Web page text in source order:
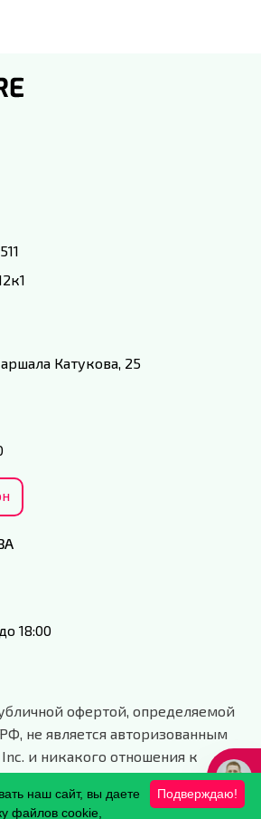
Катукова, 25
18:00
офертой, определяемой
не является авторизованным
и никакого отношения к
ее юридическим лицам не имеет.
информационный характер.Подверждаю!
наш сайт, вы даете
файлов cookie,